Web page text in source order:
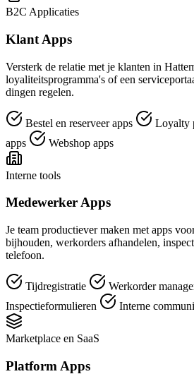
B2C Applicaties
Klant Apps
Versterk de relatie met je klanten in
loyaliteitsprogramma's of een
dingen regelen.
Bestel en reserveer apps Loyalty
apps
Webshop apps
Interne tools
Medewerker Apps
Je team productiever maken met apps
bijhouden, werkorders afhandelen,
telefoon.
Tijdregistratie
Werkorder
Inspectieformulieren
Interne
Marketplace en SaaS
Platform Apps